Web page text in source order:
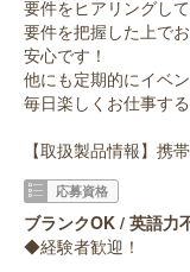
要件をヒアリングして
要件を把握した上で
安心です！
他にも定期的にイベ
毎日楽しくお仕事す
【取扱製品情報】携
応募資格
ブランクOK / 英語力
◆経験者歓迎！